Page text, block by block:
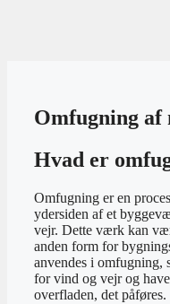
Omfugning
Hvad er
Omfugning er en
ydersiden af et
vejr. Dette værk kan
anden form for
anvendes i omfugning,
for vind og vejr og
overfladen, det påføres.